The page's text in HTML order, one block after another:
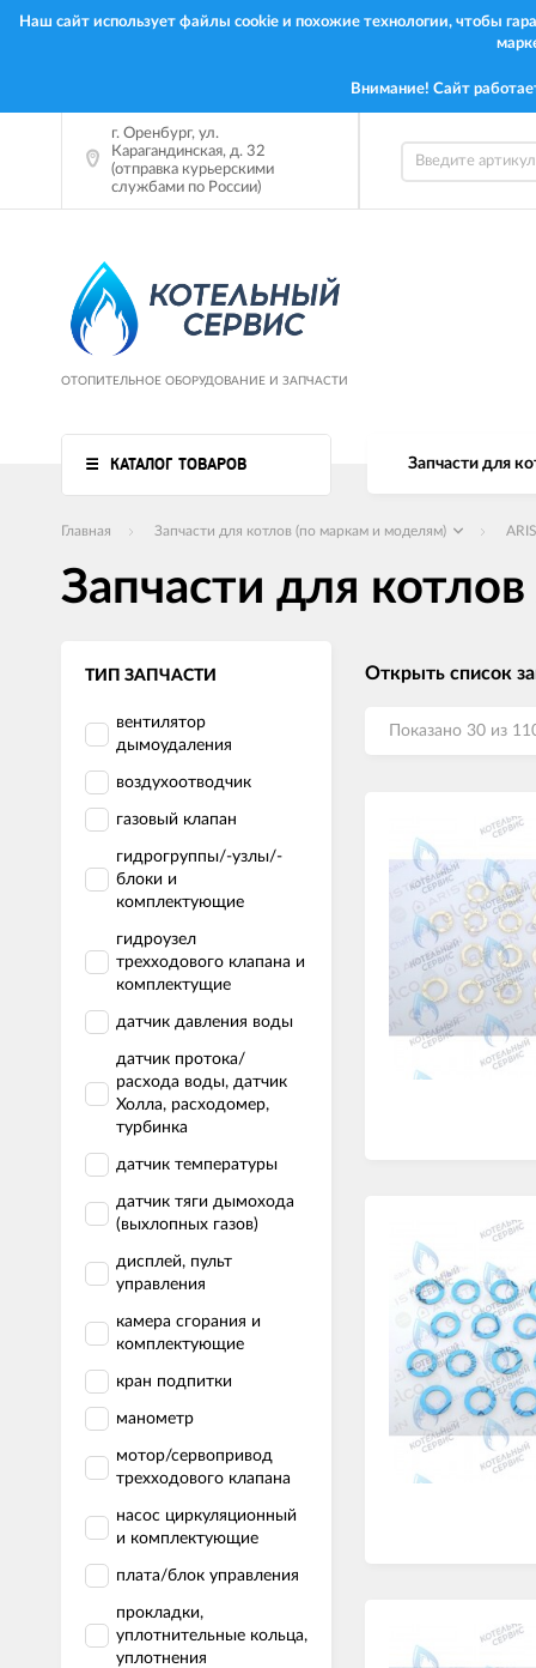
Наш сайт использует файлы cookie и похожие технологии, чтобы
Внимание! Сайт
г. Оренбург, ул.
Карагандинская, д. 32
(отправка курьерскими
службами по России)
ОТОПИТЕЛЬНОЕ ОБОРУДОВАНИЕ И ЗАПЧАСТИ
КАТАЛОГ ТОВАРОВ Запчасти для
Главная Запчасти для котлов (по маркам и моделям)
Запчасти для
ТИП ЗАПЧАСТИ
вентилятор
дымоудаления
воздухоотводчик
газовый клапан
гидрогруппы/-узлы/-
блоки и
комплектующие
гидроузел
трехходового клапана и
комплектущие
датчик давления воды
датчик протока/
расхода воды, датчик
Холла, расходомер,
турбинка
датчик температуры
датчик тяги дымохода
(выхлопных газов)
дисплей, пульт
управления
камера сгорания и
комплектующие
кран подпитки
манометр
мотор/сервопривод
трехходового клапана
насос циркуляционный
и комплектующие
плата/блок управления
прокладки,
уплотнительные кольца,
уплотнения
Открыть список
Показано 30 из